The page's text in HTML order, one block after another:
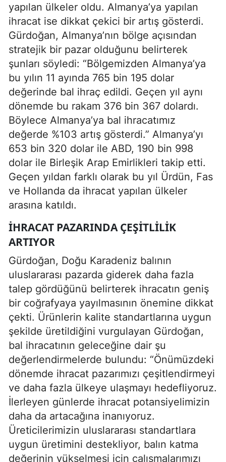
yapılan ülkeler oldu. Almanya’ya yapılan
ihracat ise dikkat çekici bir artış gösterdi.
Gürdoğan, Almanya’nın bölge açısından
stratejik bir pazar olduğunu belirterek
şunları söyledi: “Bölgemizden Almanya’ya
bu yılın 11 ayında 765 bin 195 dolar
değerinde bal ihraç edildi. Geçen yıl aynı
dönemde bu rakam 376 bin 367 dolardı.
Böylece Almanya’ya bal ihracatımız
değerde %103 artış gösterdi.” Almanya’yı
653 bin 320 dolar ile ABD, 190 bin 998
dolar ile Birleşik Arap Emirlikleri takip etti.
Geçen yıldan farklı olarak bu yıl Ürdün, Fas
ve Hollanda da ihracat yapılan ülkeler
arasına katıldı.
İHRACAT PAZARINDA ÇEŞITLILIK
ARTIYOR
Gürdoğan, Doğu Karadeniz balının
uluslararası pazarda giderek daha fazla
talep gördüğünü belirterek ihracatın geniş
bir coğrafyaya yayılmasının önemine dikkat
çekti. Ürünlerin kalite standartlarına uygun
şekilde üretildiğini vurgulayan Gürdoğan,
bal ihracatının geleceğine dair şu
değerlendirmelerde bulundu: “Önümüzdeki
dönemde ihracat pazarımızı çeşitlendirmeyi
ve daha fazla ülkeye ulaşmayı hedefliyoruz.
İlerleyen günlerde ihracat potansiyelimizin
daha da artacağına inanıyoruz.
Üreticilerimizin uluslararası standartlara
uygun üretimini destekliyor, balın katma
değerinin yükselmesi için çalışmalarımızı